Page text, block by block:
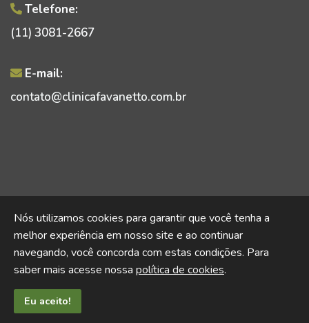
Telefone:
(11) 3081-2667
E-mail:
contato@clinicafavanetto.com.br
Todos os direitos resservados.
Nós utilizamos cookies para garantir que você tenha a
melhor experiência em nosso site e ao continuar
navegando, você concorda com estas condições. Para
saber mais acesse nossa política de cookies.
Eu aceito!